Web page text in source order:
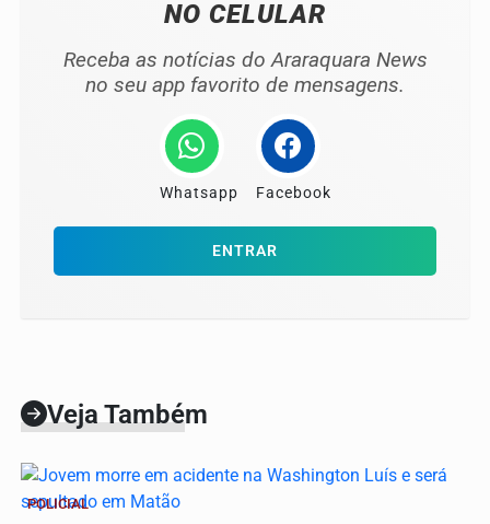
NO CELULAR
Receba as notícias do Araraquara News
no seu app favorito de mensagens.
Whatsapp Facebook
ENTRAR
Veja Também
POLICIAL